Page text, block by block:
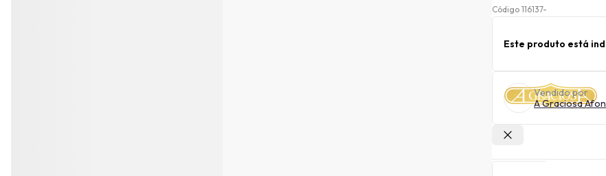
Código 116137-
Este produto está
Vendido por
A Graciosa